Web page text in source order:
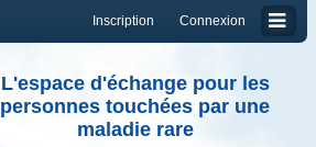
Connexion
Inscription
L'espace d'échange pour les
personnes touchées par une
maladie rare